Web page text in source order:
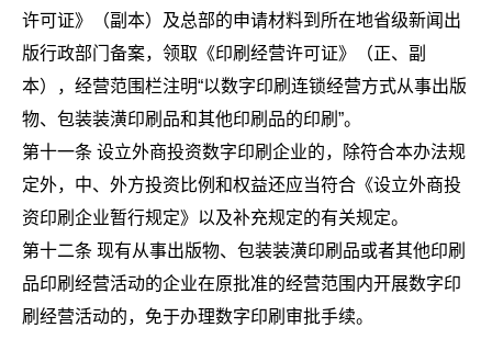
许可证》（副本）及总部的申请材料到所在地省级新闻出
版行政部门备案，领取《印刷经营许可证》（正、副
本），经营范围栏注明“以数字印刷连锁经营方式从事出版
物、包装装潢印刷品和其他印刷品的印刷”。
第十一条 设立外商投资数字印刷企业的，除符合本办法规
定外，中、外方投资比例和权益还应当符合《设立外商投
资印刷企业暂行规定》以及补充规定的有关规定。
第十二条 现有从事出版物、包装装潢印刷品或者其他印刷
品印刷经营活动的企业在原批准的经营范围内开展数字印
刷经营活动的，免于办理数字印刷审批手续。